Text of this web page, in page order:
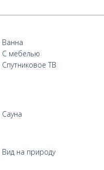
км от аэропорта Антальи и
Ванна
С мебелью
Спутниковое ТВ
Сауна
Вид на природу